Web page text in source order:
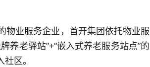
物业服务企业，首开集团依托物业服
养老驿站”+“嵌入式养老服务站点”的
区。